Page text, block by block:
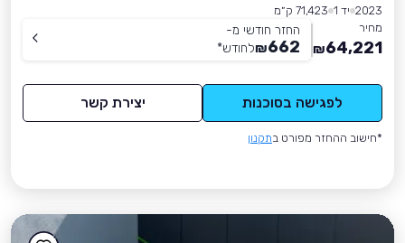
2023 יד 1
71,423 ק״מ
מחיר
64,221
₪
החזר חודשי מ-
662
₪לחודש*
לפגישה בסוכנות יצירת קשר
*חישוב ההחזר מפורט בתקנון